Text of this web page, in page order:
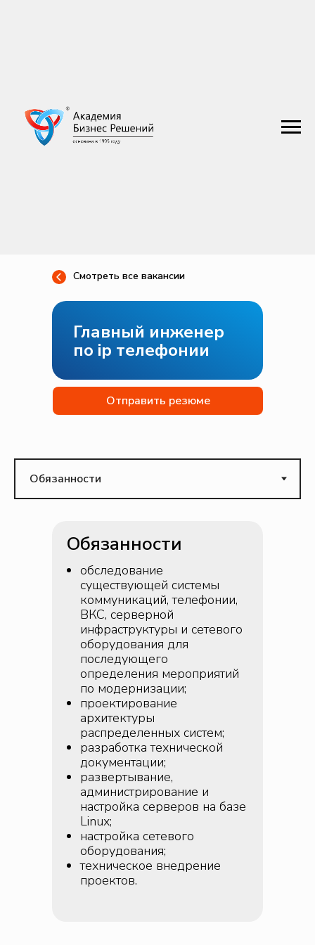
Смотреть все вакансии
Отправить резюме
Главный инженер
по ip телефонии
Обязанности
обследование
существующей системы
коммуникаций, телефонии,
ВКС, серверной
инфраструктуры и сетевого
оборудования для
последующего
определения мероприятий
по модернизации;
проектирование
архитектуры
распределенных систем;
разработка технической
документации;
развертывание,
администрирование и
настройка серверов на базе
Linux;
настройка сетевого
оборудования;
техническое внедрение
проектов.